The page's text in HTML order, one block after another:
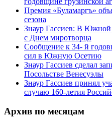
Премия «Буламаргъ»
сезона
Знаур Гассиев: В
с Днем миротворца
Сообщение к 34- й
сил в Южную Осетию
Знаур Гассиев сделал
Посольстве Венесуэлы
Знаур Гассиев принял
случаю 160-летия
Архив по месяцам